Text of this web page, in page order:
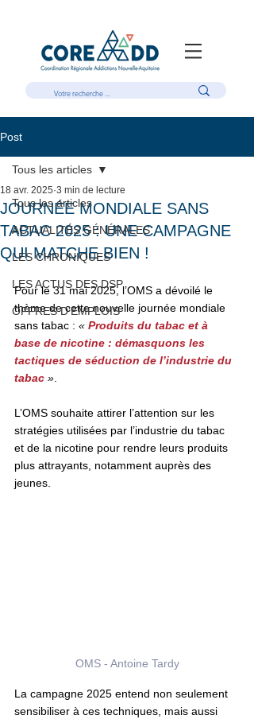
Post
Tous les articles
ACTUALITÉS GÉNÉRALES
LES CHRONIQUES
LES ACTUS DES DSP
OFFRES D'EMPLOIS
Tous les articles
JOURNÉE MONDIALE SANS
TABAC 2025 : UNE CAMPAGNE
QUI MATCHE BIEN !
18 avr. 2025 3 min de lecture
Pour le 31 mai 2025, l’OMS a dévoilé le
thème de cette nouvelle journée mondiale
sans tabac : « Produits du tabac et à
base de nicotine : démasquons les
tactiques de séduction de l’industrie du
tabac »
L’OMS souhaite attirer l’attention sur les
stratégies utilisées par l’industrie du tabac
et de la nicotine pour rendre leurs produits
plus attrayants, notamment auprès des
jeunes.
OMS - Antoine Tardy
La campagne 2025 entend non seulement
sensibiliser à ces techniques, mais aussi